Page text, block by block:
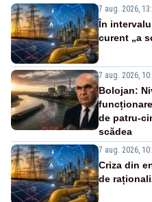
7 aug. 2026,
În
curent „a
7 aug. 2026,
Bolojan:
de patru-
scădea
7 aug. 2026,
Criza din
de